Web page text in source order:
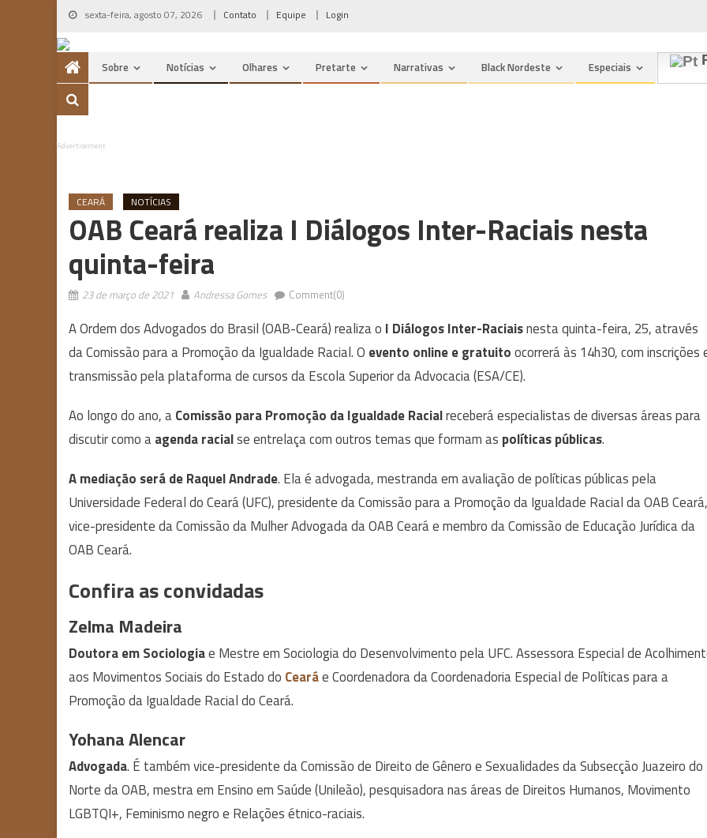
Skip
content
sexta-feira, agosto 07, 2026 Contato Equipe Login
Sobre Notícias Olhares Pretarte Narrativas Black Nordeste Especiais
Advertisement
CEARÁ NOTÍCIAS
OAB Ceará realiza I Diálogos Inter-Raciais nesta
quinta-feira
23 de março de 2021 Andressa Gomes Comment(0)
A Ordem dos Advogados do Brasil (OAB-Ceará) realiza o I Diálogos Inter-Raciaisnesta quinta-feira, 25, através
da Comissão para a Promoção da Igualdade Racial. O evento online e gratuitoocorrerá às 14h30, com inscrições
transmissão pela plataforma de cursos da Escola Superior da Advocacia (ESA/CE).
Ao longo do ano, aComissão para Promoção da Igualdade Racialreceberá especialistas de diversas áreas para
discutir como aagenda racialse entrelaça com outros temas que formam as políticas públicas.
A mediação será de Raquel Andrade. Ela é advogada, mestranda em avaliação de políticas públicas pela
Universidade Federal do Ceará (UFC), presidente da Comissão para a Promoção da Igualdade Racial da OAB Ceará,
vice-presidente da Comissão da Mulher Advogada da OAB Ceará e membro da Comissão de Educação Jurídica da
OAB Ceará.
Confira as convidadas
Zelma Madeira
Doutora em Sociologiae Mestre em Sociologia do Desenvolvimento pela UFC. Assessora Especial de
aos Movimentos Sociais do Estado do Cearáe Coordenadora da Coordenadoria Especial de Políticas para a
Promoção da Igualdade Racial do Ceará.
Yohana Alencar
Advogada. É também vice-presidente da Comissão de Direito de Gênero e Sexualidades da Subsecção Juazeiro do
Norte da OAB, mestra em Ensino em Saúde (Unileão), pesquisadora nas áreas de Direitos Humanos, Movimento
LGBTQI+, Feminismo negro e Relações étnico-raciais.